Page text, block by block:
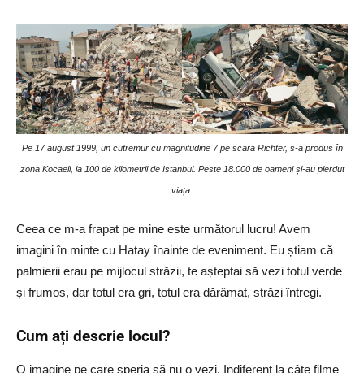
Pe 17 august 1999, un cutremur cu magnitudine 7 pe scara Richter, s-a produs în
zona Kocaeli, la 100 de kilometrii de Istanbul. Peste 18.000 de oameni și-au pierdut
viața.
Ceea ce m-a frapat pe mine este următorul lucru! Avem
imagini în minte cu Hatay înainte de eveniment. Eu știam că
palmierii erau pe mijlocul străzii, te așteptai să vezi totul verde
și frumos, dar totul era gri, totul era dărâmat, străzi întregi.
Cum ați descrie locul?
O imagine pe care speria să nu o vezi. Indiferent la câte filme